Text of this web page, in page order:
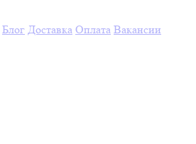
Блог Доставка Оплата Вакансии